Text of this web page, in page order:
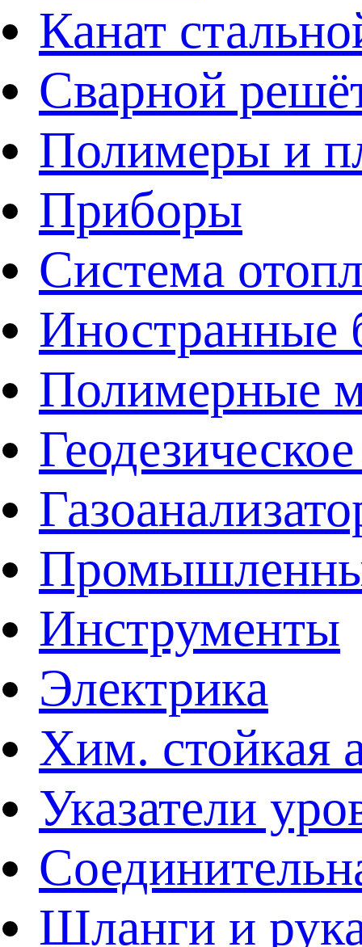
Канат
Сварной
Полимеры и
Приборы
Система
Иностранные
Полимерные
Инструменты
Электрика
Хим. стойкая
Указатели
Шланги и